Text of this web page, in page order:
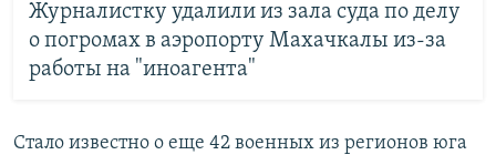
Журналистку удалили из зала суда по делу
о погромах в аэропорту Махачкалы из-за
работы на "иноагента"
Cтало известно о еще 42 военных из регионов юга